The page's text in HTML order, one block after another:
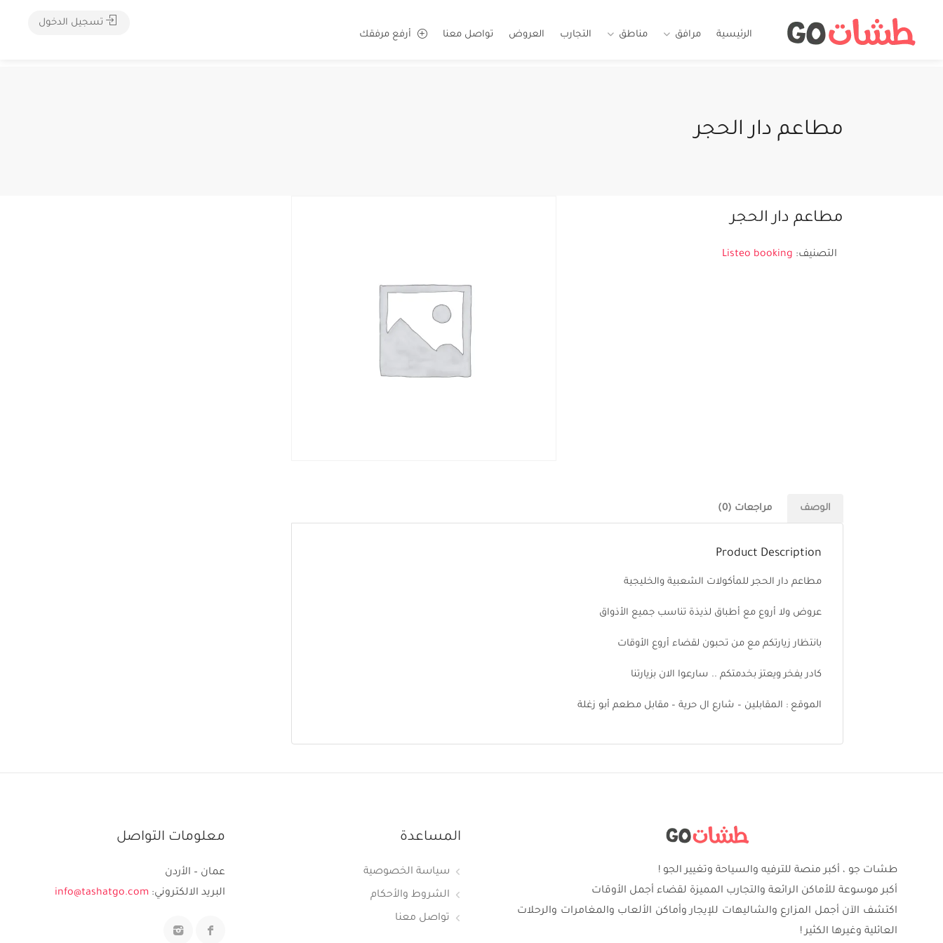
الرئيسية مرافق مناطق التجارب العروض تواصل معنا أرفع مرفقك
تسجيل الدخول
مطاعم دار الحجر
مطاعم دار الحجر
التصنيف: Listeo booking
الوصف مراجعات (0)
Product Description
مطاعم دار الحجر للمأكولات الشعبية والخليجية
عروض ولا أروع مع أطباق لذيذة تناسب جميع الأذواق
بانتظار زيارتكم مع من تحبون لقضاء أروع الأوقات
كادر يفخر ويعتز بخدمتكم .. سارعوا الان بزيارتنا
الموقع : المقابلين – شارع ال حرية – مقابل مطعم أبو زغلة
طشات جو ، أكبر منصة للترفيه والسياحة وتغيير الجو !
أكبر موسوعة للأماكن الرائعة والتجارب المميزة لقضاء أجمل الأوقات
اكتشف الآن أجمل المزارع والشاليهات للإيجار وأماكن الألعاب والمغامرات والرحلات
العائلية وغيرها الكثير !
المساعدة
سياسة الخصوصية
الشروط والأحكام
تواصل معنا
معلومات التواصل
عمان – الأردن
البريد الالكتروني: info@tashatgo.com